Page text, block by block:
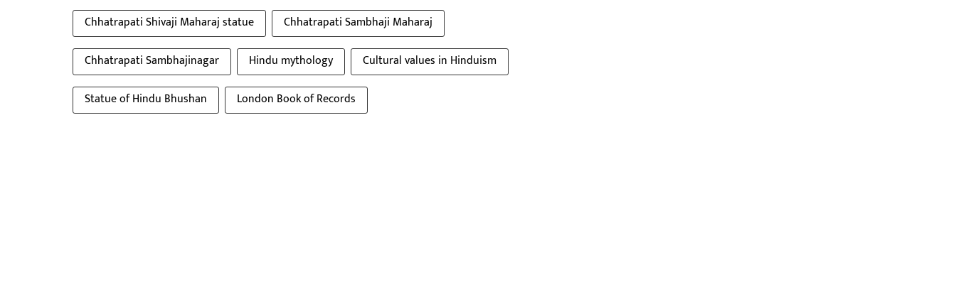
Chhatrapati Shivaji Maharaj statue
Chhatrapati Sambhaji Maharaj
Chhatrapati Sambhajinagar
Hindu mythology
Cultural values in Hinduism
Statue of Hindu Bhushan
London Book of Records